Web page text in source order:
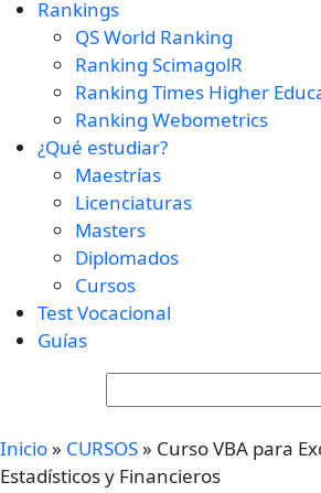
Rankings
QS World Ranking
Ranking ScimagolR
Ranking Times Higher
Ranking Webometrics
¿Qué estudiar?
Maestrías
Licenciaturas
Masters
Diplomados
Cursos
Test Vocacional
Guías
Inicio» CURSOS» Curso VBA para
Estadísticos y Financieros